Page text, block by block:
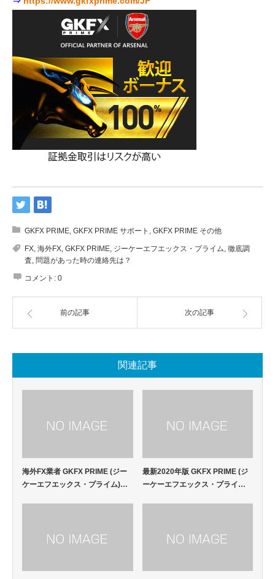
GKFX PRIME, GKFX PRIME サポート , GKFX PRIME その他
FX, 海外FX, GKFX PRIME, ジーケーエフエックス・プライム, 徹底調
査, 問題があった時の連絡先は？
コメント: 0
前の記事 次の記事
関連記事
海外FX業者 GKFX PRIME (ジー
ケーエフエックス・プライム)…
最新2020年版 GKFX PRIME (ジ
ーケーエフエックス・プライ…